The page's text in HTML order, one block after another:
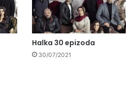
Halka 30 epizoda
30/07/2021